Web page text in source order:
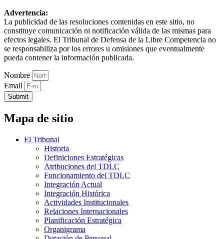
Advertencia:
La publicidad de las resoluciones contenidas en este sitio, no
constituye comunicación ni notificación válida de las mismas para
efectos legales. El Tribunal de Defensa de la Libre Competencia no
se responsabiliza por los errores u omisiones que eventualmente
pueda contener la información publicada.
Nombre
Email
Submit
Mapa de sitio
El Tribunal
Historia
Definiciones Estratégicas
Atribuciones del TDLC
Funcionamiento del TDLC
Integración Actual
Integración Histórica
Actividades Institucionales
Relaciones Internacionales
Planificación Estratégica
Organigrama